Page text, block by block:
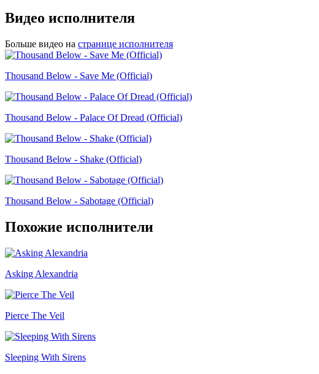
Видео исполнителя
Больше видео на странице исполнителя
Thousand Below - Save Me (Official)
Thousand Below - Palace Of Dread (Official)
Thousand Below - Shake (Official)
Thousand Below - Sabotage (Official)
Похожие исполнители
Asking Alexandria
Pierce The Veil
Sleeping With Sirens